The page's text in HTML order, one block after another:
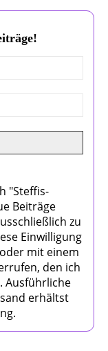
"Steffis-
Beiträge
zu
Einwilligung
mit einem
den ich
Ausführliche
erhältst